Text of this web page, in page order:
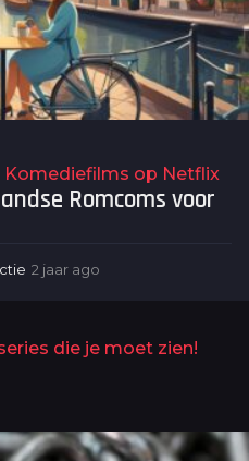
Komediefilms op Netflix
Romcoms voor
2 jaar ago
die je moet zien!